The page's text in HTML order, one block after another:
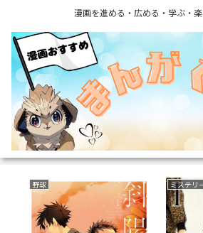
漫画を進める・広める・学ぶ・
野球 ミステリ